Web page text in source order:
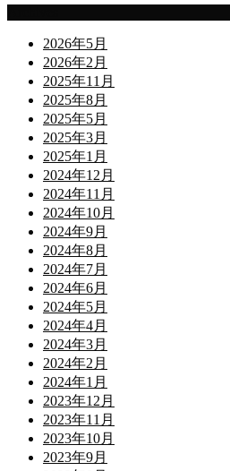
2026年5月
2026年2月
2025年11月
2025年8月
2025年5月
2025年3月
2025年1月
2024年12月
2024年11月
2024年10月
2024年9月
2024年8月
2024年7月
2024年6月
2024年5月
2024年4月
2024年3月
2024年2月
2024年1月
2023年12月
2023年11月
2023年10月
2023年9月